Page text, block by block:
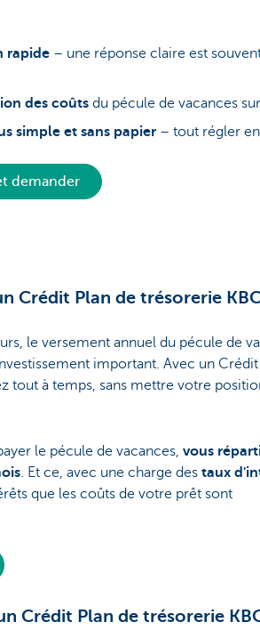
rapide – une réponse claire est
des coûts du pécule de vacances
simple et sans papier – tout régler
demander
Crédit Plan de trésorerie
le versement annuel du pécule de
important. Avec un Crédit
tout à temps, sans mettre votre
le pécule de vacances, vous
. Et ce, avec une charge des taux
que les coûts de votre prêt sont
Crédit Plan de trésorerie